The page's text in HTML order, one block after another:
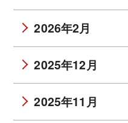
2026年2月
2025年12月
2025年11月